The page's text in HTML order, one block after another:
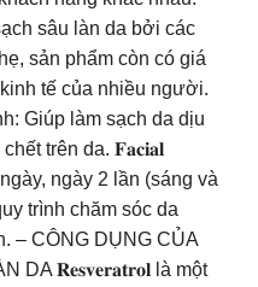
sâu làn da bởi các
sản phẩm còn có giá
tế của nhiều người.
Giúp làm sạch da dịu
trên da. 𝐅𝐚𝐜𝐢𝐚𝐥
ngày 2 lần (sáng và
trình chăm sóc da
– CÔNG DỤNG CỦA
DA 𝐑𝐞𝐬𝐯𝐞𝐫𝐚𝐭𝐫𝐨𝐥 là một